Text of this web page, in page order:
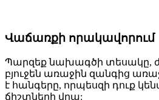
Վաճառքի որակավորում
Պարզեք նախագծի տեսակը,
բյուջեն առաջին զանգից
է հանգերը, որպեսզի դուք
ճիշտների վրա: